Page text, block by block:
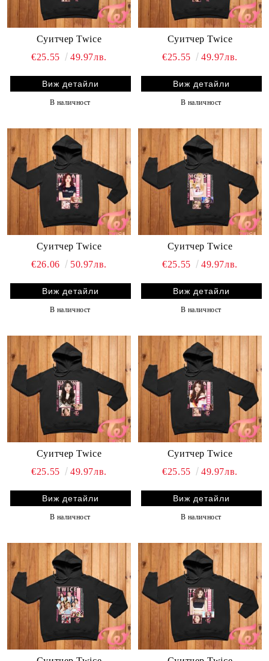
Суитчер Twice
€25.55
49.97лв.
Виж детайли
В наличност
Суитчер Twice
€25.55
49.97лв.
Виж детайли
В наличност
Суитчер Twice
€26.06
50.97лв.
Виж детайли
В наличност
Суитчер Twice
€25.55
49.97лв.
Виж детайли
В наличност
Суитчер Twice
€25.55
49.97лв.
Виж детайли
В наличност
Суитчер Twice
€25.55
49.97лв.
Виж детайли
В наличност